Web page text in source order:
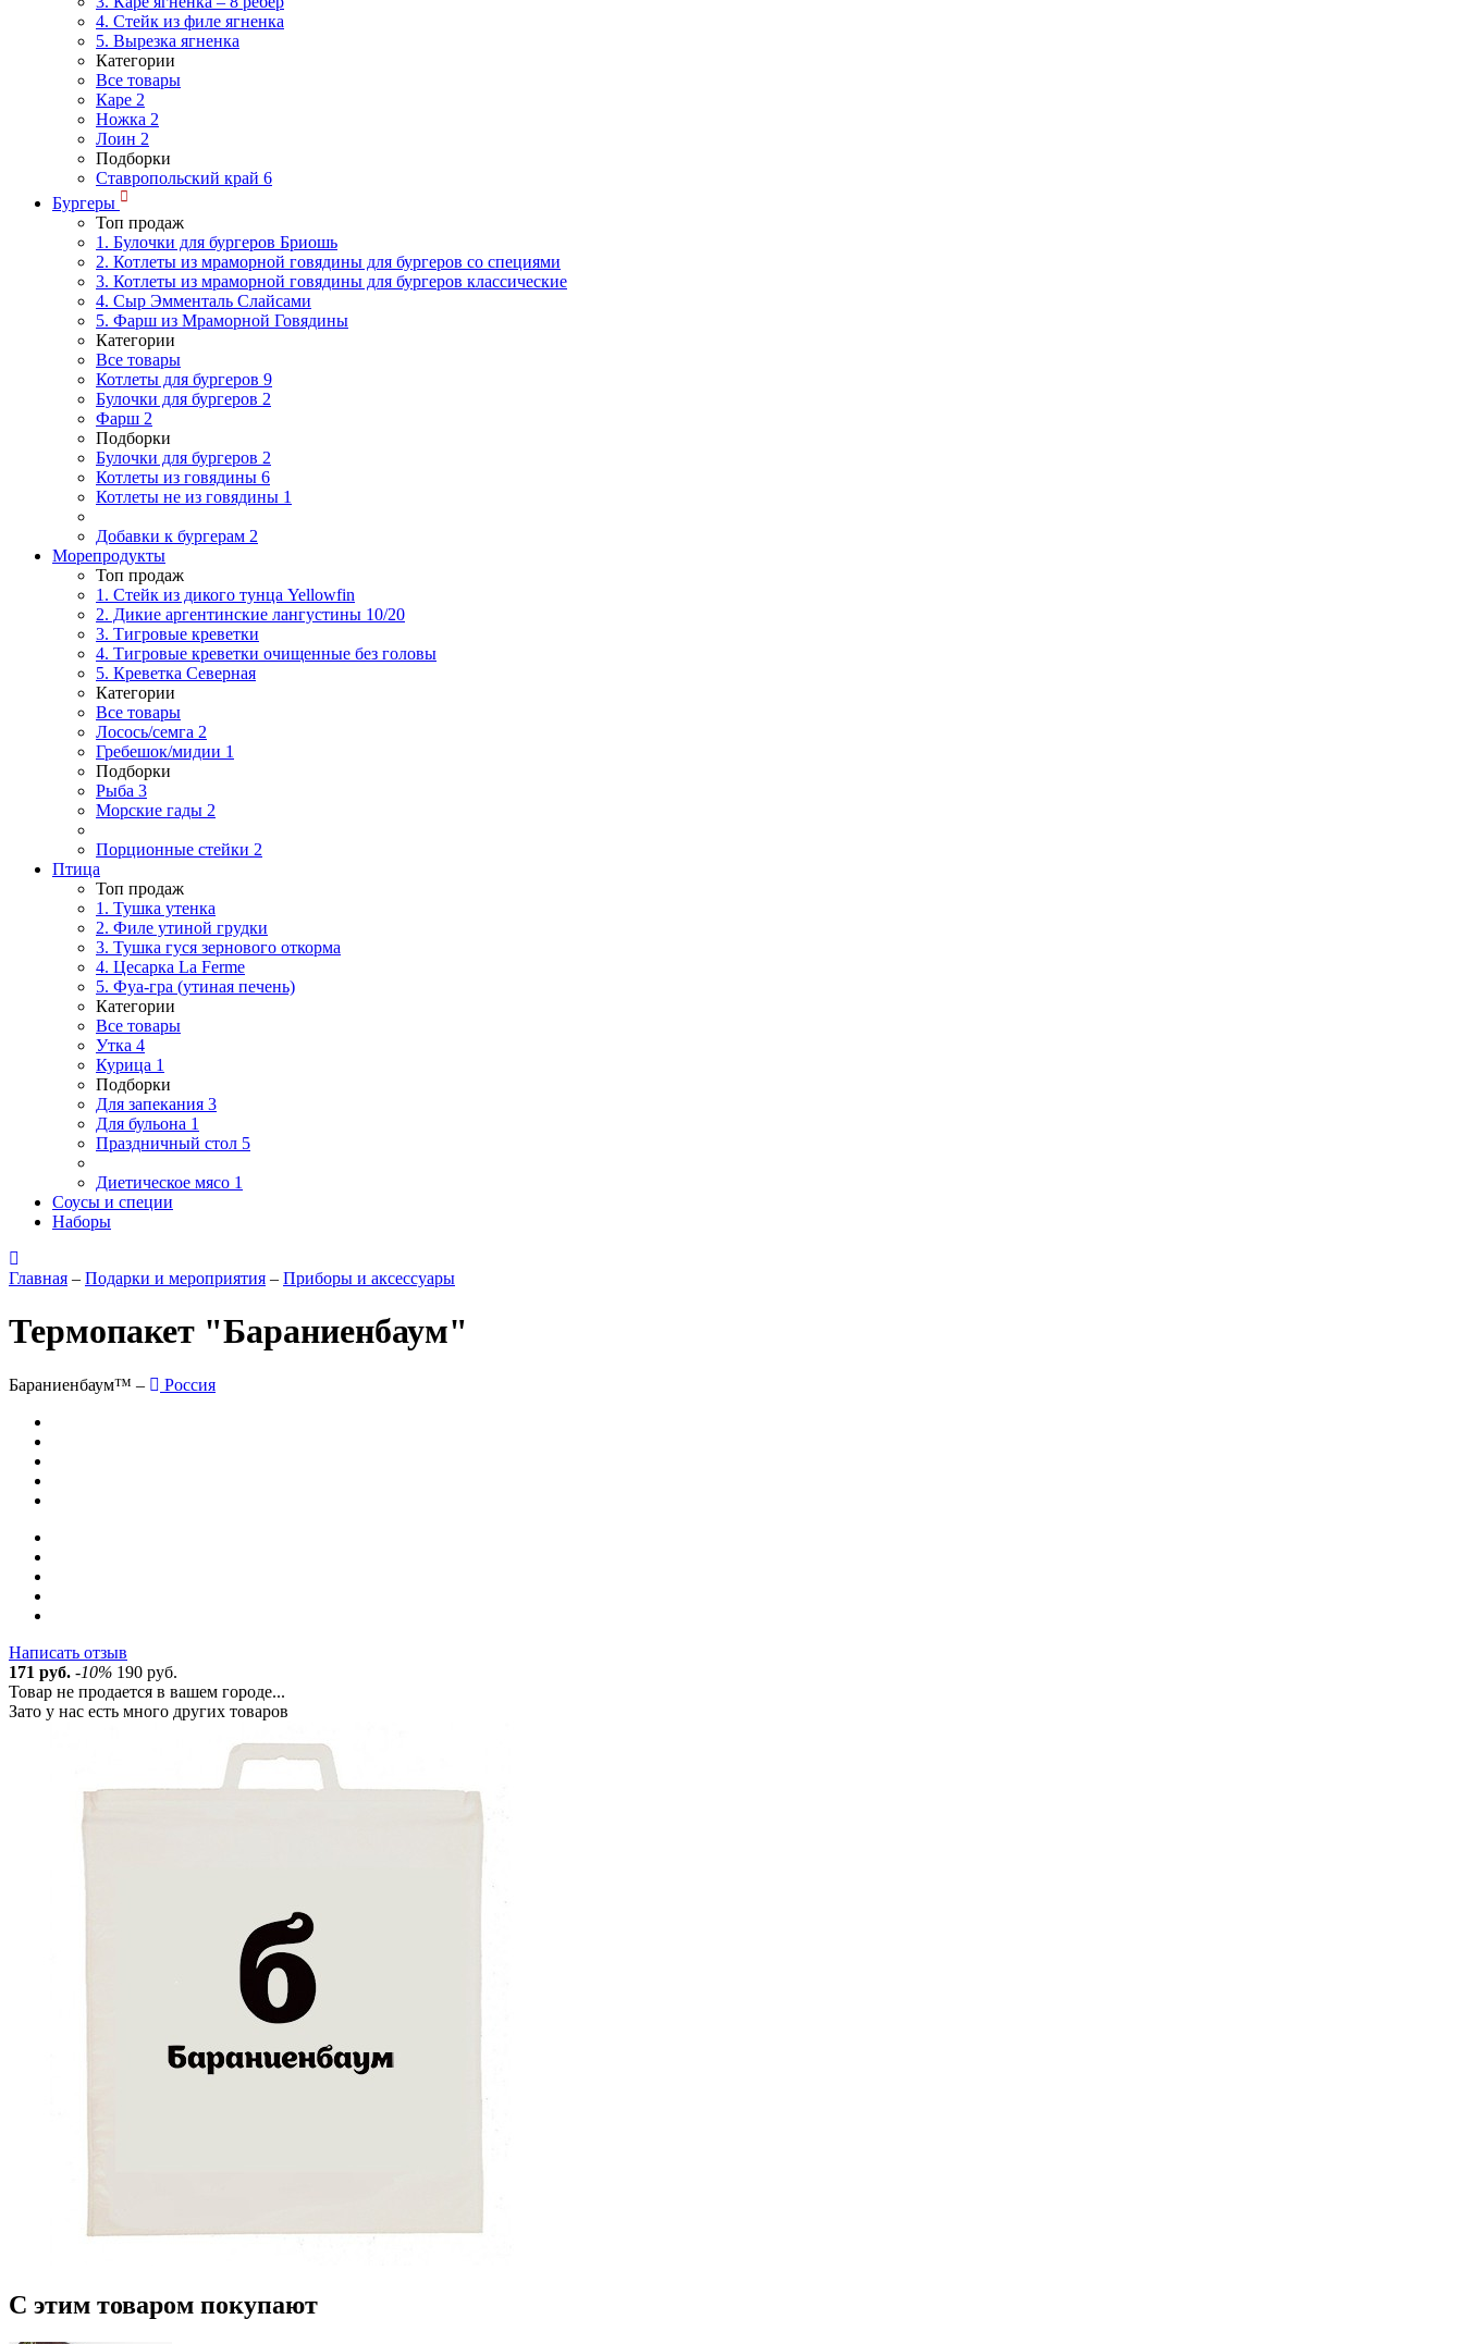
4. Стейк из филе ягненка
5. Вырезка ягненка
Категории
Все товары
Каре 2
Ножка 2
Лоин 2
Подборки
Ставропольский край 6
Бургеры
Топ продаж
1. Булочки для бургеров Бриошь
2. Котлеты из мраморной говядины для бургеров со специями
3. Котлеты из мраморной говядины для бургеров классические
4. Сыр Эмменталь Слайсами
5. Фарш из Мраморной Говядины
Категории
Все товары
Котлеты для бургеров 9
Булочки для бургеров 2
Фарш 2
Подборки
Булочки для бургеров 2
Котлеты из говядины 6
Котлеты не из говядины 1
Добавки к бургерам 2
Морепродукты
Топ продаж
1. Стейк из дикого тунца Yellowfin
2. Дикие аргентинские лангустины 10/20
3. Тигровые креветки
4. Тигровые креветки очищенные без головы
5. Креветка Cеверная
Категории
Все товары
Лосось/семга 2
Гребешок/мидии 1
Подборки
Рыба 3
Морские гады 2
Порционные стейки 2
Птица
Топ продаж
1. Тушка утенка
2. Филе утиной грудки
3. Тушка гуся зернового откорма
4. Цесарка La Ferme
5. Фуа-гра (утиная печень)
Категории
Все товары
Утка 4
Курица 1
Подборки
Для запекания 3
Для бульона 1
Праздничный стол 5
Диетическое мясо 1
Соусы и специи
Наборы
Главная – Подарки и мероприятия – Приборы и аксессуары
Термопакет "Бараниенбаум"
Бараниенбаум™ – Россия
Написать отзыв
171 руб. -10% 190 руб.
Товар не продается в вашем городе...
Зато у нас есть много других товаров
С этим товаром покупают